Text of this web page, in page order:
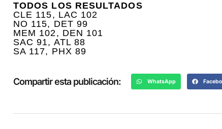
TODOS LOS RESULTADOS
CLE 115, LAC 102
NO 115, DET 99
MEM 102, DEN 101
SAC 91, ATL 88
SA 117, PHX 89
Compartir esta publicación: WhatsApp